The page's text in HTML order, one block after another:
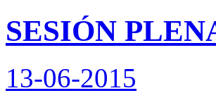
SESIÓN
13-06-2015